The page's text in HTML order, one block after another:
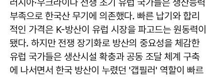
부족으로 한국산 무기에 의존했다. 빠른 납기와 합리
적인 가격은 K-방산이 유럽 시장을 파고드는 원동력이
됐다. 하지만 전쟁 장기화로 방산의 중요성을 체감한
유럽 국가들은 생산시설 확충과 공동 조달 체계 구축
에 나서면서 한국 방산이 누렸던 '갭필러' 역할이 빠르